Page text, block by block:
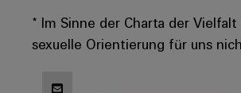
* Im Sinne der Charta der
sexuelle Orientierung für uns